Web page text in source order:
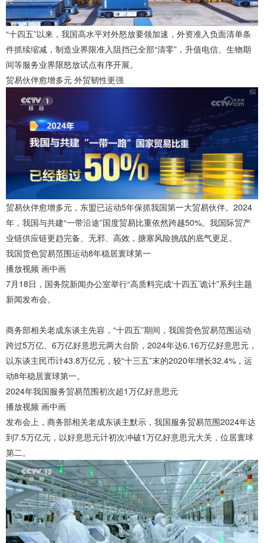
“十四五”以来，我国高水平对外怒放要领加速，外资准入负面清单条
件抓续缩减，制造业界限准入阻挡已全部“清零”，升值电信、生物期
间等服务业界限怒放试点有序开展。
贸易伙伴愈增多元 外贸韧性更强
贸易伙伴愈增多元，东盟已运动5年保抓我国第一大贸易伙伴。2024
年，我国与共建“一带沿途”国度贸易比重依然跨越50%。我国际贸产
业链供应链更趋完备、无邪、高效，搪塞风险挑战的底气更足。
我国货色贸易范围运动8年稳居寰球第一
播放视频 画中画
7月18日，国务院新闻办公室举行“高质料完成‘十四五’诡计”系列主题
新闻发布会。
商务部相关老成东谈主先容，“十四五”期间，我国货色贸易范围运动
跨过5万亿、6万亿好意思元两大台阶，2024年达6.16万亿好意思元，
以东谈主民币计43.8万亿元，较“十三五”末的2020年增长32.4%，运
动8年稳居寰球第一。
2024年我国服务贸易范围初次超1万亿好意思元
播放视频 画中画
发布会上，商务部相关老成东谈主默示，我国服务贸易范围2024年达
到7.5万亿元，以好意思元计初次冲破1万亿好意思元大关，位居寰球
第二。